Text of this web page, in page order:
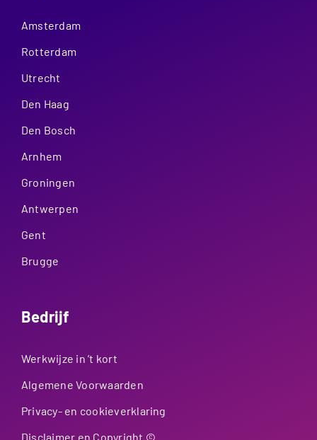
Amsterdam
Rotterdam
Utrecht
Den Haag
Den Bosch
Arnhem
Groningen
Antwerpen
Gent
Brugge
Bedrijf
Werkwijze in ’t kort
Algemene Voorwaarden
Privacy- en cookieverklaring
Disclaimer en Copyright ©